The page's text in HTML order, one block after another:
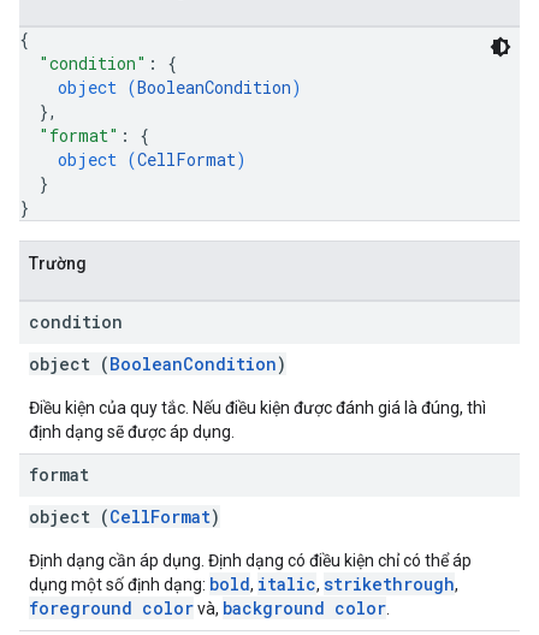
{
"condition" : {
object (BooleanCondition)
},
"format" : {
object (CellFormat)
}
}
Trường
condition
object (BooleanCondition)
Điều kiện của quy tắc. Nếu điều kiện được đánh giá là đúng, thì
định dạng sẽ được áp dụng.
format
object (CellFormat)
Định dạng cần áp dụng. Định dạng có điều kiện chỉ có thể áp
dụng một số định dạng: bold, italic, strikethrough,
foreground colorvà, background color